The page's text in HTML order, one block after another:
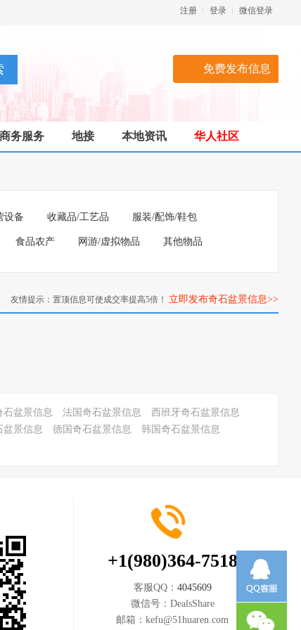
微信登录
登录
注册
免费发布信息
商务服务 地接 本地资讯 华人社区
设备 收藏品/工艺品 服装/配饰/鞋包
食品农产 网游/虚拟物品 其他物品
友情提示：置顶信息可使成交率提高5倍！ 立即发布奇石盆景信息>>
石盆景信息 法国奇石盆景信息
西班牙奇石盆景信息
盆景信息 德国奇石盆景信息
韩国奇石盆景信息
+1(980)364-7518
客服QQ： 4045609
微信号： DealsShare
邮箱： kefu@51huaren.com